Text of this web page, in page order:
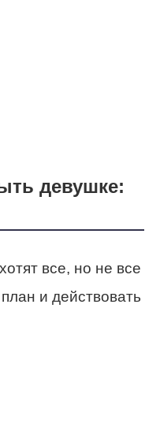
девушке:
все, но не все
и действовать